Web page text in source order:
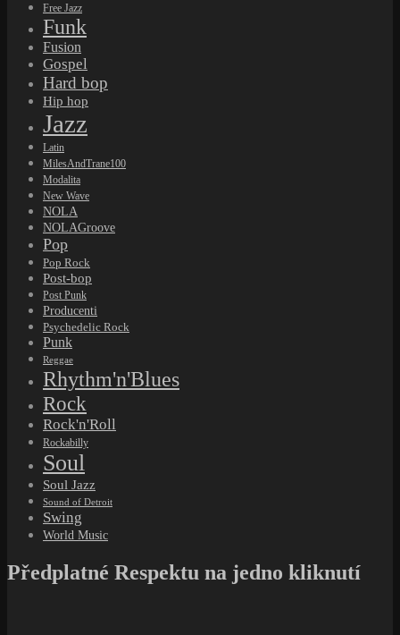
Free Jazz
Funk
Fusion
Gospel
Hard bop
Hip hop
Jazz
Latin
MilesAndTrane100
Modalita
New Wave
NOLA
NOLAGroove
Pop
Pop Rock
Post-bop
Post Punk
Producenti
Psychedelic Rock
Punk
Reggae
Rhythm'n'Blues
Rock
Rock'n'Roll
Rockabilly
Soul
Soul Jazz
Sound of Detroit
Swing
World Music
Předplatné Respektu na jedno kliknutí